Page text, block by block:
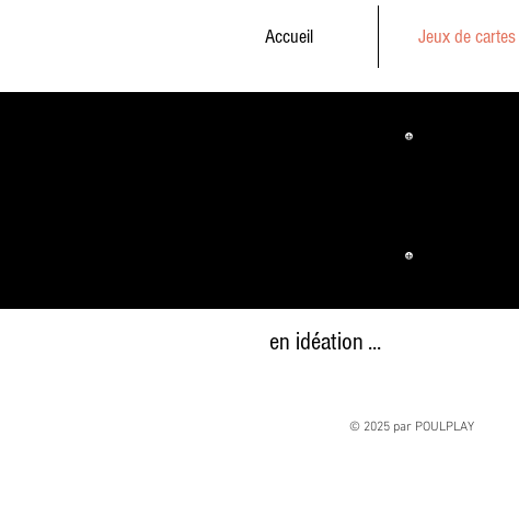
Accueil Jeux de cartes
en idéation ...
© 2025 par POULPLAY